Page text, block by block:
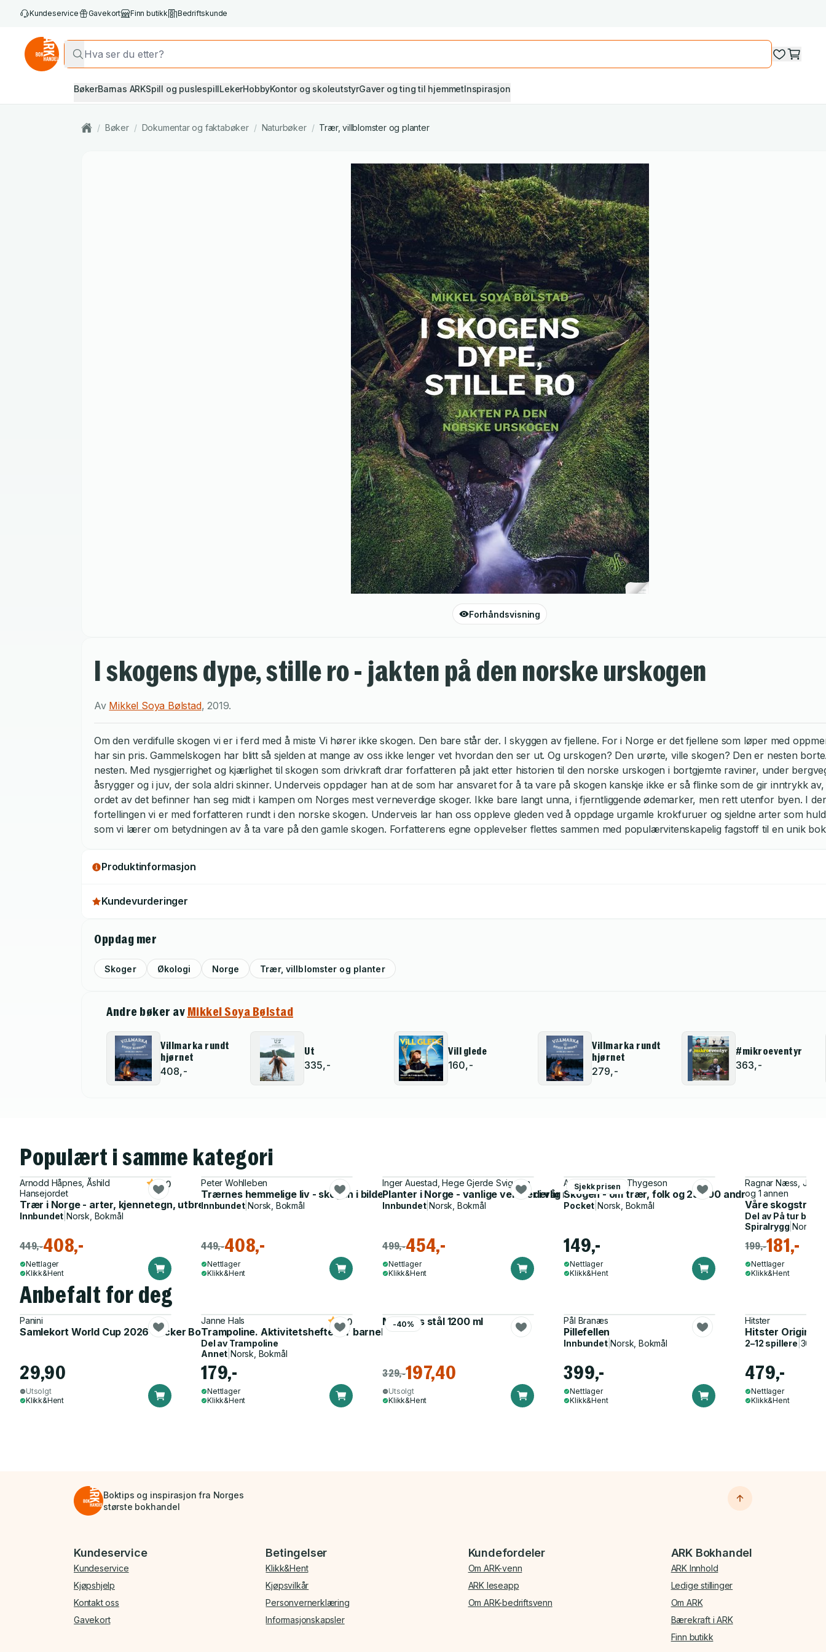
Kundeservice Gavekort Finn butikk Bedriftskunde
BøkerBarnas ARKSpill og puslespillLekerHobbyKontor og skoleutstyrGaver og ting til hjemmetInspirasjon
/ Bøker / Dokumentar og faktabøker / Naturbøker / Trær, villblomster og planter
Forhåndsvisning
I skogens dype, stille ro - jakten på den norske urskogen
Av Mikkel Soya Bølstad,2019.
Om den verdifulle skogen vi er i ferd med å miste Vi hører ikke skogen. Den bare står der. I skyggen av fjellene. For i Norge er det fjellene som løper med
har sin pris. Gammelskogen har blitt så sjelden at mange av oss ikke lenger vet hvordan den ser ut. Og urskogen? Den urørte, ville skogen? Den er nesten
nesten. Med nysgjerrighet og kjærlighet til skogen som drivkraft drar forfatteren på jakt etter historien til den norske urskogen i bortgjemte raviner, under
åsrygger og i juv, der sola aldri skinner. Underveis oppdager han at de som har ansvaret for å ta vare på skogen kanskje ikke er så flinke som de gir inntrykk
ordet av det befinner han seg midt i kampen om Norges mest verneverdige skoger. Ikke bare langt unna, i fjerntliggende ødemarker, men rett utenfor byen. I
fortellingen vi er med forfatteren rundt i den norske skogen. Underveis lar han oss oppleve gleden ved å oppdage urgamle krokfuruer og sjeldne arter som
som vi lærer om betydningen av å ta vare på den gamle skogen. Forfatterens egne opplevelser flettes sammen med populærvitenskapelig fagstoff til en unik
Produktinformasjon
Kundevurderinger
Oppdag mer
Skoger Økologi Norge Trær, villblomster og planter
Andre bøker av Mikkel Soya Bølstad
Villmarka rundt
hjørnet
408,-
Ut
335,-
Vill glede
160,-
Villmarka rundt
hjørnet
279,-
#mikroeventyr
363,-
Populært i samme kategori
Arnodd Håpnes, Åshild
Hansejordet
Trær i Norge - arter, kjennetegn, utbredelse
5.0
Innbundet |Norsk, Bokmål
449,-408,-
Nettlager
Klikk&Hent
Peter Wohlleben
Trærnes hemmelige liv - skogen i bilder : en illustrert guide til en vidunderlig verden
Innbundet|Norsk, Bokmål
449,-408,-
Nettlager
Klikk&Hent
Inger Auestad, Hege Gjerde Sviggum
Planter i Norge - vanlige vekster i vår nære natur
Innbundet|Norsk, Bokmål
499,-454,-
Nettlager
Klikk&Hent
Sjekk prisen
Anne Sverdrup-Thygeson
Skogen - om trær, folk og 25 000 andre arter
Pocket Norsk, Bokmål
149,-
Nettlager
Klikk&Hent
Ragnar Næss, Jan
og 1 annen
Våre skogstrær
Del av På tur bøker
Spiralrygg |Norsk,
199,-181,-
Nettlager
Klikk&Hent
Anbefalt for deg
Panini
Samlekort World Cup 2026 Sticker Booster
29,90
Utsolgt
Klikk&Hent
Janne Hals
Trampoline. Aktivitetshefte for barnehagen
5.0
Del av Trampoline
Annet Norsk, Bokmål
179,-
Nettlager
Klikk&Hent
-40%
Matboks stål 1200 ml
329,-197,40
Utsolgt
Klikk&Hent
Pål Branæs
Pillefellen
Innbundet|Norsk, Bokmål
399,-
Nettlager
Klikk&Hent
Hitster
Hitster Original
2–12 spillere
479,-
Nettlager
Klikk&Hent
Boktips og inspirasjon fra Norges
største bokhandel
Bunnmeny
Kundeservice
Kundeservice
Kjøpshjelp
Kontakt oss
Gavekort
Betingelser
Klikk&Hent
Kjøpsvilkår
Personvernerklæring
Informasjonskapsler
Kundefordeler
Om ARK-venn
ARK leseapp
Om ARK-bedriftsvenn
ARK Bokhandel
ARK Innhold
Ledige stillinger
Om ARK
Bærekraft i ARK
Finn butikk